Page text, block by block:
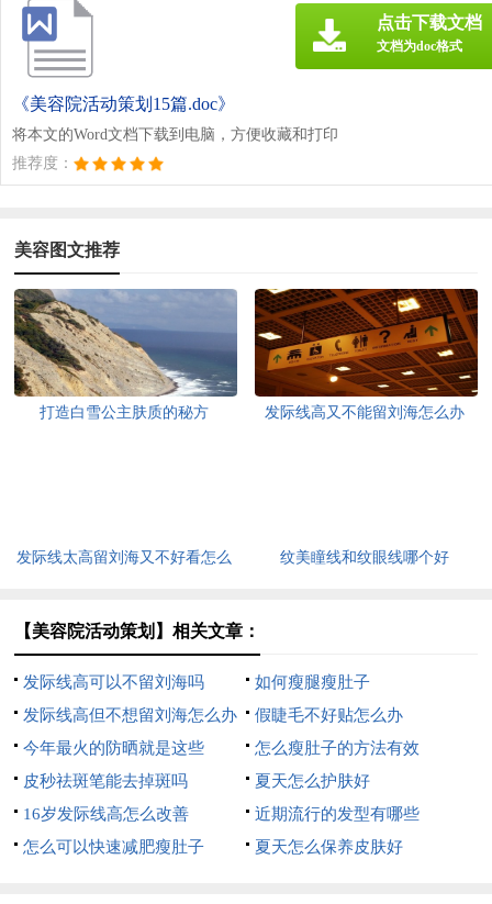
《美容院活动策划15篇.doc》
将本文的Word文档下载到电脑，方便收藏和打印
推荐度：
点击下载文档
文档为doc格式
美容图文推荐
打造白雪公主肤质的秘方 发际线高又不能留刘海怎么办
发际线太高留刘海又不好看怎么
纹美瞳线和纹眼线哪个好
【美容院活动策划】相关文章：
发际线高可以不留刘海吗
如何瘦腿瘦肚子
发际线高但不想留刘海怎么办
假睫毛不好贴怎么办
今年最火的防晒就是这些
怎么瘦肚子的方法有效
皮秒祛斑笔能去掉斑吗
夏天怎么护肤好
16岁发际线高怎么改善
近期流行的发型有哪些
怎么可以快速减肥瘦肚子
夏天怎么保养皮肤好